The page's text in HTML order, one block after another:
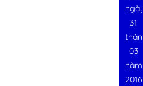
ngày
31
tháng
03
năm
2016